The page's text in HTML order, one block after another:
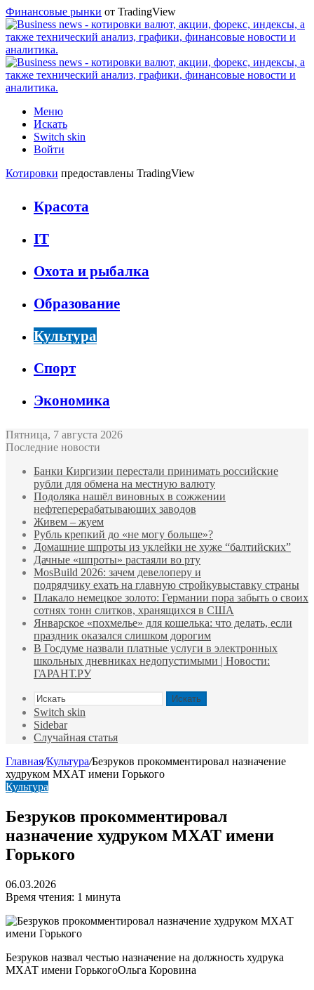
Финансовые рынки от TradingView
Меню
Искать
Switch skin
Войти
Котировки предоставлены TradingView
Красота
IT
Охота и рыбалка
Образование
Культура
Спорт
Экономика
Пятница, 7 августа 2026
Последние новости
Банки Киргизии перестали принимать российские
рубли для обмена на местную валюту
Подоляка нашёл виновных в сожжении
нефтеперерабатывающих заводов
Живем – жуем
Рубль крепкий до «не могу больше»?
Домашние шпроты из уклейки не хуже “балтийских”
Дачные «шпроты» растаяли во рту
MosBuild 2026: зачем девелоперу и
подрядчиĸу ехать на главную стройĸувыставĸу страны
Плакало немецкое золото: Германии пора забыть о своих
сотнях тонн слитков, хранящихся в США
Январское «похмелье» для кошелька: что делать, если
праздник оказался слишком дорогим
В Госдуме назвали платные услуги в электронных
школьных дневниках недопустимыми | Новости:
ГАРАНТ.РУ
Искать
Switch skin
Sidebar
Случайная статья
Главная/Культура/Безруков прокомментировал назначение
худруком МХАТ имени Горького
Культура
Безруков прокомментировал
назначение худруком МХАТ имени
Горького
06.03.2026
Время чтения: 1 минута
Безруков назвал честью назначение на должность худрука
МХАТ имени ГорькогоОльга Коровина